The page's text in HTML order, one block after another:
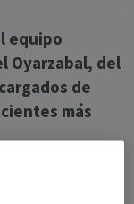
equipo
Oyarzabal, del
de
más
Sociedad